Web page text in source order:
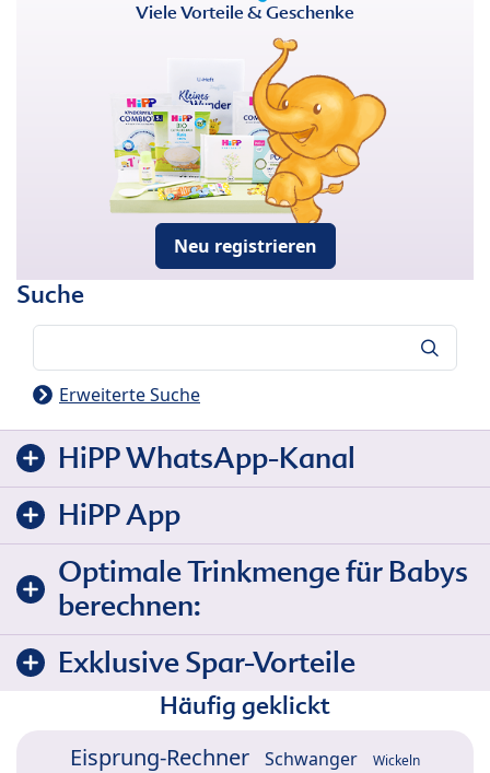
Viele Vorteile & Geschenke
Neu registrieren
Suche
Erweiterte Suche
HiPP WhatsApp-Kanal
HiPP App
Optimale Trinkmenge für Babys
berechnen:
Exklusive Spar-Vorteile
Häufig geklickt
Eisprung-Rechner Schwanger Wickeln